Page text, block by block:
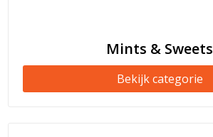
Mints & Sweets
Bekijk categorie